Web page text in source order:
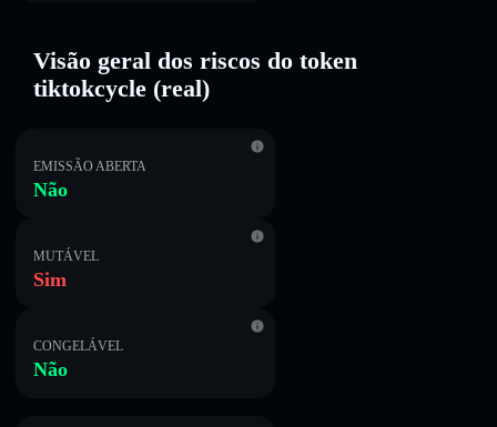
Visão geral dos riscos do token
tiktokcycle (real)
EMISSÃO ABERTA
Não
MUTÁVEL
Sim
CONGELÁVEL
Não